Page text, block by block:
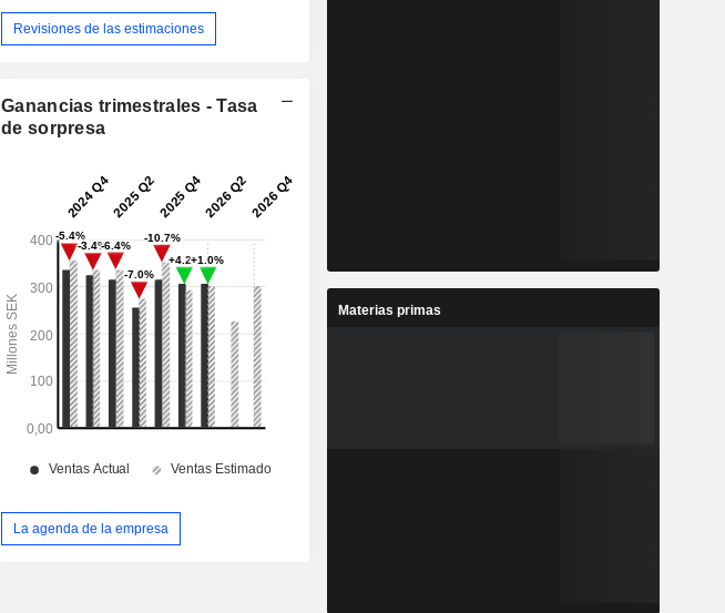
Revisiones de las estimaciones
Ganancias trimestrales - Tasa
de sorpresa
La agenda de la empresa
Materias primas